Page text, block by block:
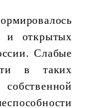
и открытых
Слабые
в таких